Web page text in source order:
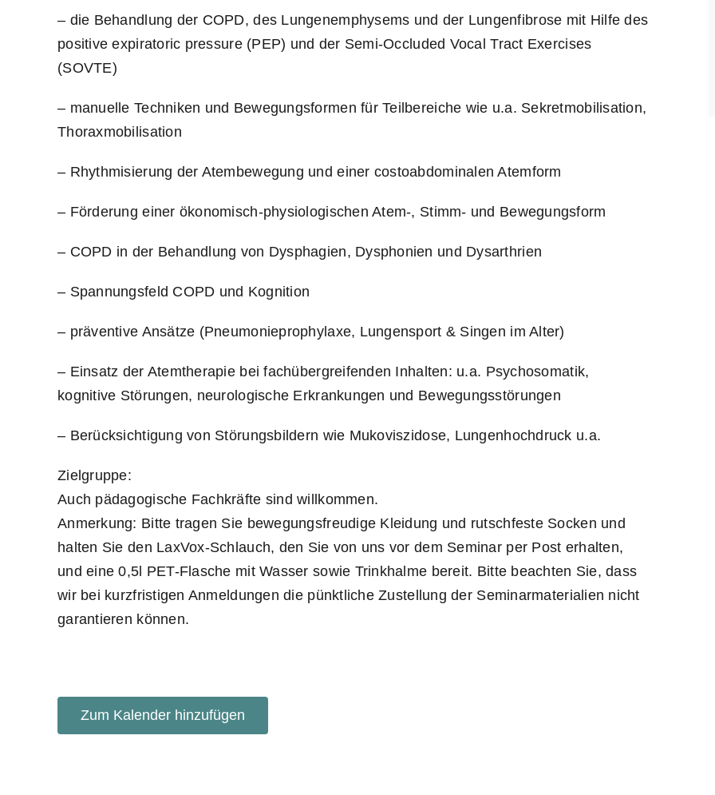
– die Behandlung der COPD, des Lungenemphysems und der Lungenfibrose mit Hilfe des
positive expiratoric pressure (PEP) und der Semi-Occluded Vocal Tract Exercises
(SOVTE)
– manuelle Techniken und Bewegungsformen für Teilbereiche wie u.a. Sekretmobilisation,
Thoraxmobilisation
– Rhythmisierung der Atembewegung und einer costoabdominalen Atemform
– Förderung einer ökonomisch-physiologischen Atem-, Stimm- und Bewegungsform
– COPD in der Behandlung von Dysphagien, Dysphonien und Dysarthrien
– Spannungsfeld COPD und Kognition
– präventive Ansätze (Pneumonieprophylaxe, Lungensport & Singen im Alter)
– Einsatz der Atemtherapie bei fachübergreifenden Inhalten: u.a. Psychosomatik,
kognitive Störungen, neurologische Erkrankungen und Bewegungsstörungen
– Berücksichtigung von Störungsbildern wie Mukoviszidose, Lungenhochdruck u.a.
Zielgruppe:
Auch pädagogische Fachkräfte sind willkommen.
Anmerkung: Bitte tragen Sie bewegungsfreudige Kleidung und rutschfeste Socken und
halten Sie den LaxVox-Schlauch, den Sie von uns vor dem Seminar per Post erhalten,
und eine 0,5l PET-Flasche mit Wasser sowie Trinkhalme bereit. Bitte beachten Sie, dass
wir bei kurzfristigen Anmeldungen die pünktliche Zustellung der Seminarmaterialien nicht
garantieren können.
Zum Kalender hinzufügen